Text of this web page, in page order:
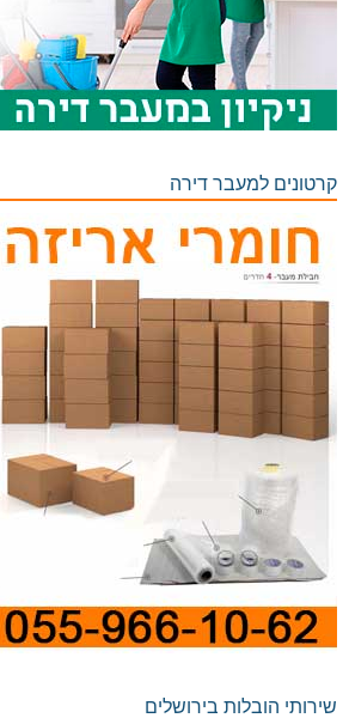
קרטונים למעבר דירה
שירותי הובלות בירושלים